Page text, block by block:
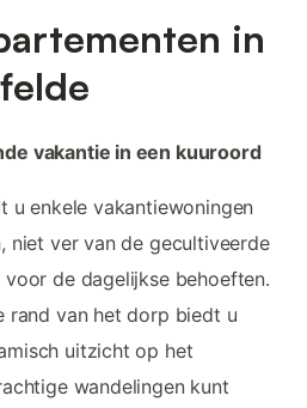
in
vakantie in een kuuroord
u enkele vakantiewoningen
niet ver van de gecultiveerde
de dagelijkse behoeften.
rand van het dorp biedt u
uitzicht op het
wandelingen kunt